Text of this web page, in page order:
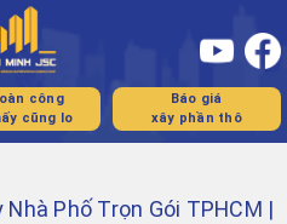
công
cũng lo
Báo giá
xây phần thô
Nhà Phố Trọn Gói TPHCM |